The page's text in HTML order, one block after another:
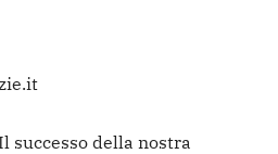
successo della nostra